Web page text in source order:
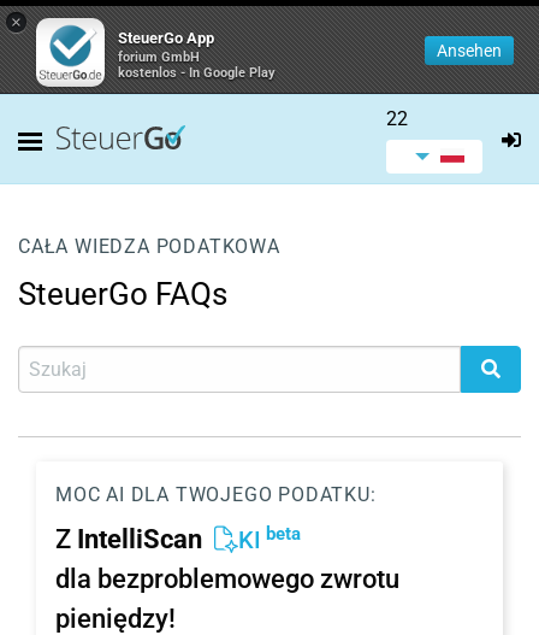
×
SteuerGo App
forium GmbH
kostenlos - In Google Play
Ansehen
22
CAŁA WIEDZA PODATKOWA
SteuerGo FAQs
MOC AI DLA TWOJEGO PODATKU:
Z IntelliScan KI beta
dla bezproblemowego zwrotu
pieniędzy!